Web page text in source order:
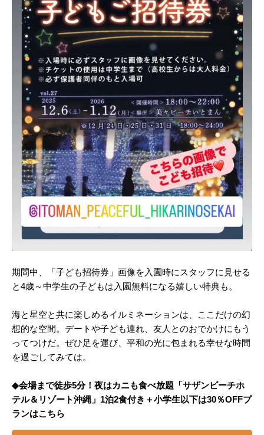
期間中、「子ども招待券」画像を入園時にスタッフに見せる
と4歳～中学生の子どもは入園無料になる嬉しい特典も。
海と星空と共に楽しめるイルミネーションは、ここだけの幻
想的な空間。デートや子ども連れ、友人とのおでかけにもう
ってつけだ。ぜひ足を運び、平和の光に包まれる幸せな時間
を過ごしてみては。
◆会場まで徒歩5分！夜はカニも食べ放題「サザンビーチホ
テル＆リゾート沖縄」1泊2食付き＋小学生以下は30％OFFプ
ランはこちら